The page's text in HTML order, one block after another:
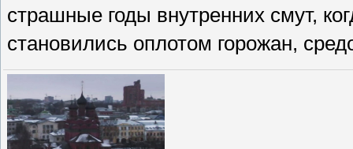
страшные годы внутренних смут,
становились оплотом горожан,